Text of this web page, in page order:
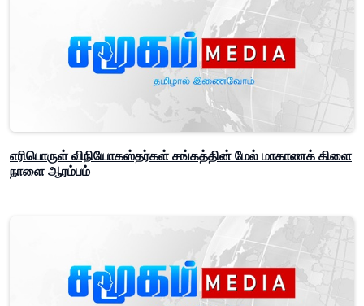
எரிபொருள் விநியோகஸ்தர்கள் சங்கத்தின் மேல் மாகாணக் கிளை
நாளை ஆரம்பம்